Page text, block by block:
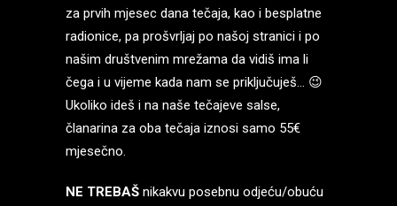
za prvih mjesec dana tečaja, kao i besplatne
radionice, pa prošvrljaj po našoj stranici i po
našim društvenim mrežama da vidiš ima li
čega i u vijeme kada nam se priključuješ… 😉
Ukoliko ideš i na naše tečajeve salse,
članarina za oba tečaja iznosi samo 55€
mjesečno.
NE TREBAŠ nikakvu posebnu odjeću/obuću